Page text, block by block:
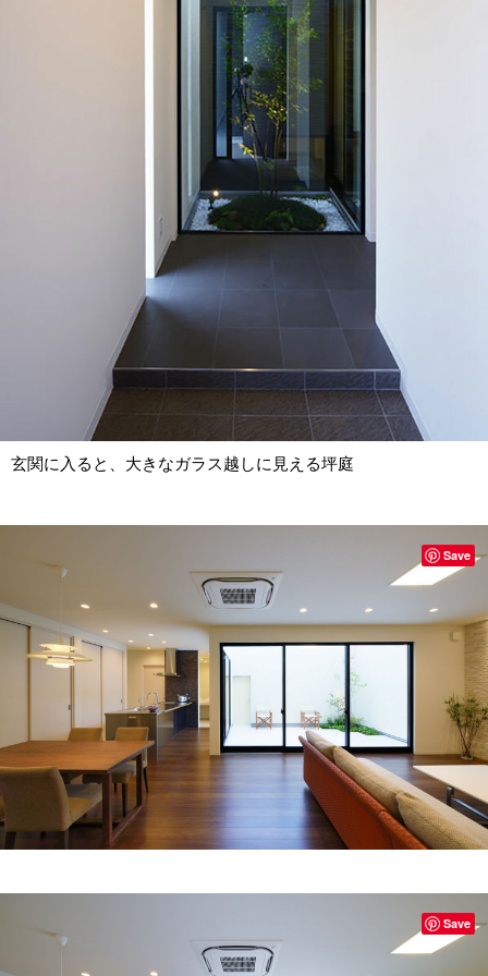
玄関に入ると、大きなガラス越しに見える坪庭
Save
Save